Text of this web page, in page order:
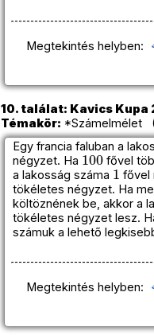
Megtekintés helyben:
10. találat: Kavics Kupa
Témakör: *Számelmélet
Egy francia faluban a
négyzet. Ha
100
fővel
a lakosság száma
1
fővel
tökéletes négyzet. Ha
költöznének be, akkor a
tökéletes négyzet lesz.
számuk a lehető
Megtekintés helyben: